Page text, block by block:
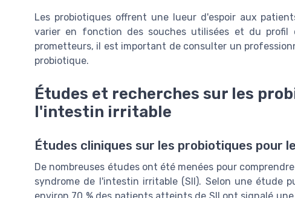
Les probiotiques offrent une lueur d'espoir aux
varier en fonction des souches utilisées et du
prometteurs, il est important de consulter un
probiotique.
Études et recherches sur les
l'intestin irritable
Études cliniques sur les probiotiques pour
De nombreuses études ont été menées pour
syndrome de l'intestin irritable (SII). Selon une étude